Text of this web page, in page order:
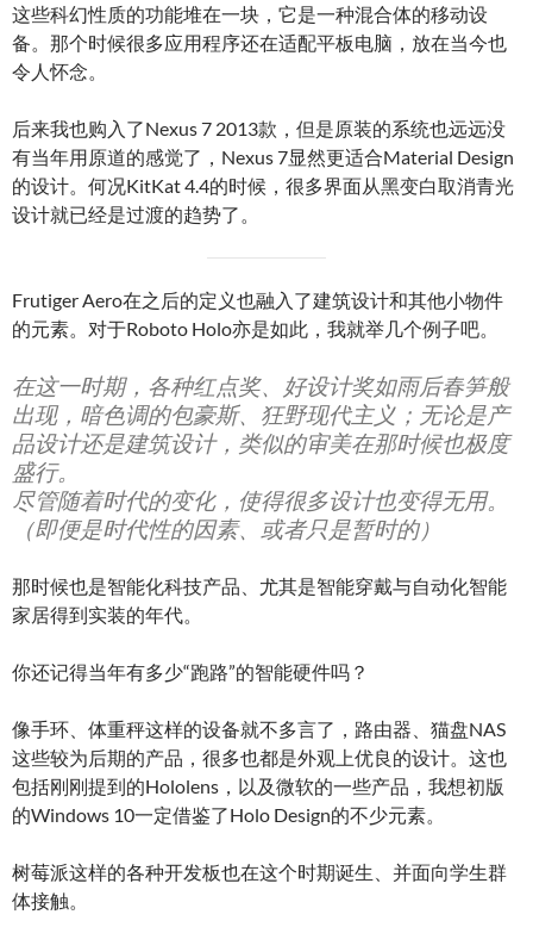
这些科幻性质的功能堆在一块，它是一种混合体的移动设
备。那个时候很多应用程序还在适配平板电脑，放在当今也
令人怀念。
后来我也购入了Nexus 7 2013款，但是原装的系统也远远没
有当年用原道的感觉了，Nexus 7显然更适合Material Design
的设计。何况KitKat 4.4的时候，很多界面从黑变白取消青光
设计就已经是过渡的趋势了。
Frutiger Aero在之后的定义也融入了建筑设计和其他小物件
的元素。对于Roboto Holo亦是如此，我就举几个例子吧。
在这一时期，各种红点奖、好设计奖如雨后春笋般
出现，暗色调的包豪斯、狂野现代主义；无论是产
品设计还是建筑设计，类似的审美在那时候也极度
盛行。
尽管随着时代的变化，使得很多设计也变得无用。
（即便是时代性的因素、或者只是暂时的）
那时候也是智能化科技产品、尤其是智能穿戴与自动化智能
家居得到实装的年代。
你还记得当年有多少“跑路”的智能硬件吗？
像手环、体重秤这样的设备就不多言了，路由器、猫盘NAS
这些较为后期的产品，很多也都是外观上优良的设计。这也
包括刚刚提到的Hololens，以及微软的一些产品，我想初版
的Windows 10一定借鉴了Holo Design的不少元素。
树莓派这样的各种开发板也在这个时期诞生、并面向学生群
体接触。